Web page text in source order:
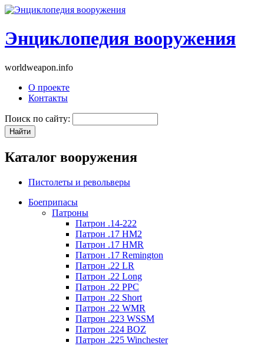
Энциклопедия вооружения
worldweapon.info
О проекте
Контакты
Поиск по сайту:
Каталог вооружения
Пистолеты и револьверы
Боеприпасы
Патроны
Патрон .14-222
Патрон .17 HM2
Патрон .17 HMR
Патрон .17 Remington
Патрон .22 LR
Патрон .22 Long
Патрон .22 PPC
Патрон .22 Short
Патрон .22 WMR
Патрон .223 WSSM
Патрон .224 BOZ
Патрон .225 Winchester